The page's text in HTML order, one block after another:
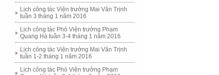
Lịch công tác Viện trưởng Mai Văn Trịnh
tuần 3 tháng 1 năm 2016
Lịch công tác Phó Viện trưởng Phạm
Quang Hà tuần 3-4 tháng 1 năm 2016
Lịch công tác Viện trưởng Mai Văn Trịnh
tuần 1-2 tháng 1 năm 2016
Lịch công tác Phó Viện trưởng Phạm